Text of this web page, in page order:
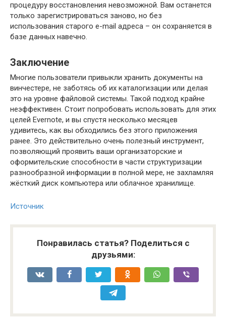
процедуру восстановления невозможной. Вам останется
только зарегистрироваться заново, но без
использования старого e-mail адреса – он сохраняется в
базе данных навечно.
Заключение
Многие пользователи привыкли хранить документы на
винчестере, не заботясь об их каталогизации или делая
это на уровне файловой системы. Такой подход крайне
неэффективен. Стоит попробовать использовать для этих
целей Evernote, и вы спустя несколько месяцев
удивитесь, как вы обходились без этого приложения
ранее. Это действительно очень полезный инструмент,
позволяющий проявить ваши организаторские и
оформительские способности в части структуризации
разнообразной информации в полной мере, не захламляя
жёсткий диск компьютера или облачное хранилище.
Источник
Понравилась статья? Поделиться с
друзьями: